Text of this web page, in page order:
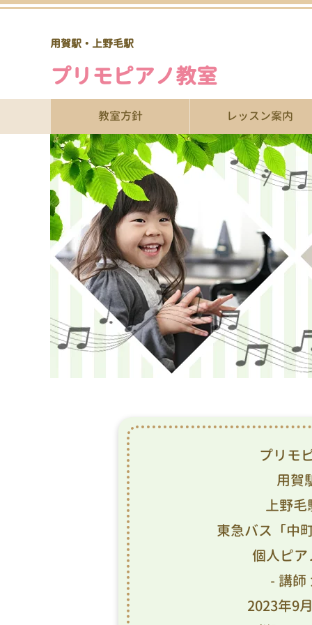
用賀駅・上野毛駅
プリモピアノ教室
教室方針 レッスン案内
プリモ
用賀
上野毛
東急バス「中
個人ピ
- 講師
2023年9